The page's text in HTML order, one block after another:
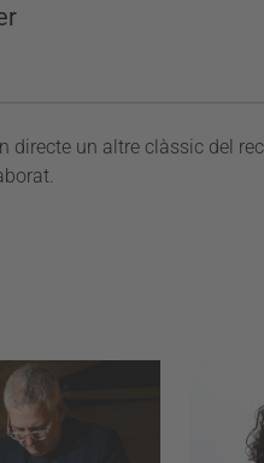
un altre clàssic del